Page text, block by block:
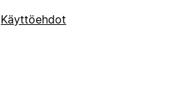
Käyttöehdot